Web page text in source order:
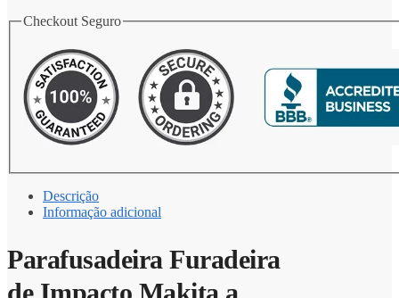
Checkout Seguro
Descrição
Informação adicional
Parafusadeira Furadeira
de Impacto Makita a